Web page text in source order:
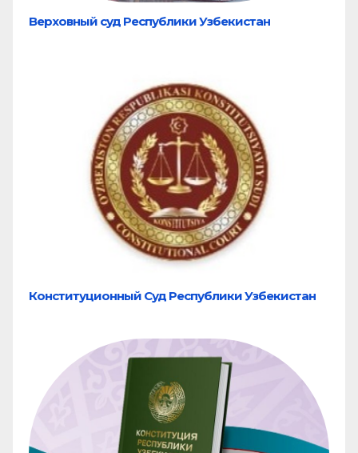
Верховный суд Республики Узбекистан
Конституционный Суд Республики Узбекистан